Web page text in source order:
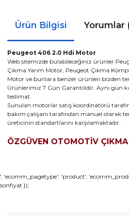
Ürün Bilgisi Yorumlar
Peugeot 406 2.0 Hdi Motor
Web sitemizde bulabileceğiniz ürünler
Çıkma Yarım Motor, Peugeot Çıkma
Motor ve bunlara benzer ürünleri bizden
Ürünlerimiz 7 Gün Garantilidir. Aynı gün
teslimat.
Sunulan motorlar satış koordinatörü
bakım çalışanı tarafından manuel olarak
üreticinin standartlarını karşılamaktadır.
ÖZGÜVEN OTOMOTİV
Bu ürünün fiyat bilgisi, resim, ürün
konularda yetersiz gördüğünüz
', 'ecomm_pagetype': 'product',
sonfiyat });